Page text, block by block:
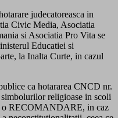
judecatoreasca in
Civic Media, Asociatia
si Asociatia Pro Vita se
Educatiei si
la Inalta Curte, in cazul
ca hotararea CNCD nr.
religioase in scoli
o RECOMANDARE, in caz